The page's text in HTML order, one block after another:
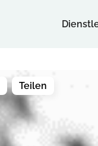
Teilen